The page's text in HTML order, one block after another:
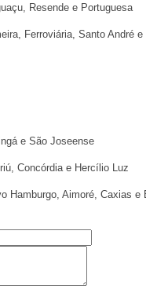
Resende e Portuguesa
Ferroviária, Santo André
e São Joseense
Concórdia e Hercílio Luz
Hamburgo, Aimoré, Caxias e